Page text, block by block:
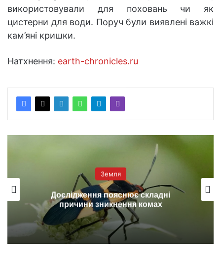
використовували для поховань чи як
цистерни для води. Поруч були виявлені важкі
кам’яні кришки.
Натхнення: earth-chronicles.ru
Земля
Дослідження пояснює складні
причини зникнення комах